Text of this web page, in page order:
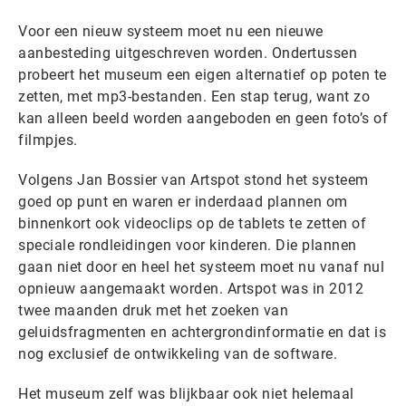
Voor een nieuw systeem moet nu een nieuwe
aanbesteding uitgeschreven worden. Ondertussen
probeert het museum een eigen alternatief op poten te
zetten, met mp3-bestanden. Een stap terug, want zo
kan alleen beeld worden aangeboden en geen foto’s of
filmpjes.
Volgens Jan Bossier van Artspot stond het systeem
goed op punt en waren er inderdaad plannen om
binnenkort ook videoclips op de tablets te zetten of
speciale rondleidingen voor kinderen. Die plannen
gaan niet door en heel het systeem moet nu vanaf nul
opnieuw aangemaakt worden. Artspot was in 2012
twee maanden druk met het zoeken van
geluidsfragmenten en achtergrondinformatie en dat is
nog exclusief de ontwikkeling van de software.
Het museum zelf was blijkbaar ook niet helemaal